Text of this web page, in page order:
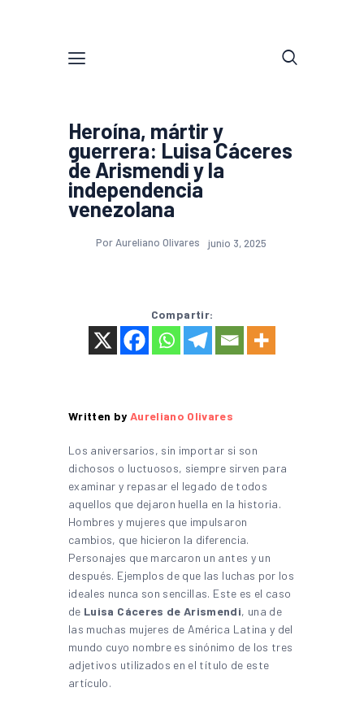
Heroína, mártir y
guerrera: Luisa Cáceres
de Arismendi y la
independencia
venezolana
Por Aureliano Olivares junio 3, 2025
Compartir:
Written by Aureliano Olivares
Los aniversarios, sin importar si son
dichosos o luctuosos, siempre sirven para
examinar y repasar el legado de todos
aquellos que dejaron huella en la historia.
Hombres y mujeres que impulsaron
cambios, que hicieron la diferencia.
Personajes que marcaron un antes y un
después. Ejemplos de que las luchas por los
ideales nunca son sencillas. Este es el caso
de Luisa Cáceres de Arismendi, una de
las muchas mujeres de América Latina y del
mundo cuyo nombre es sinónimo de los tres
adjetivos utilizados en el título de este
artículo.